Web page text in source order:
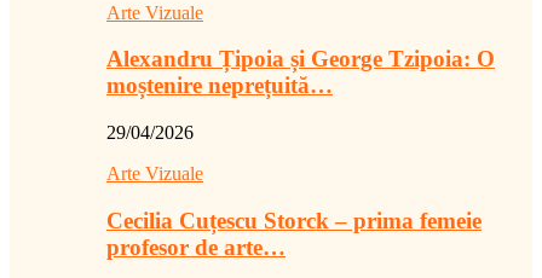
Arte Vizuale
Alexandru Țipoia și George Tzipoia: O
moștenire neprețuită…
29/04/2026
Arte Vizuale
Cecilia Cuțescu Storck – prima femeie
profesor de arte…